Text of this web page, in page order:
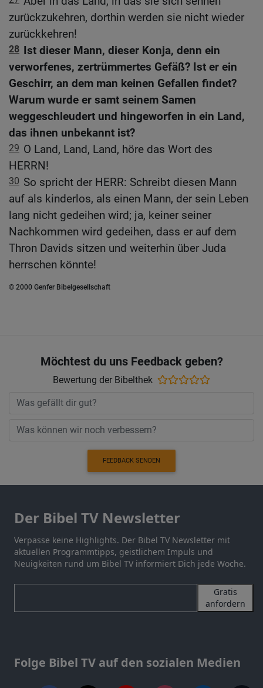
zurückzukehren, dorthin werden sie nicht wieder
zurückkehren!
28 Ist dieser Mann, dieser Konja, denn ein
verworfenes, zertrümmertes Gefäß? Ist er ein
Geschirr, an dem man keinen Gefallen findet?
Warum wurde er samt seinem Samen
weggeschleudert und hingeworfen in ein Land,
das ihnen unbekannt ist?
29 O Land, Land, Land, höre das Wort des
HERRN!
30 So spricht der HERR: Schreibt diesen Mann
auf als kinderlos, als einen Mann, der sein Leben
lang nicht gedeihen wird; ja, keiner seiner
Nachkommen wird gedeihen, dass er auf dem
Thron Davids sitzen und weiterhin über Juda
herrschen könnte!
© 2000 Genfer Bibelgesellschaft
Möchtest du uns Feedback geben?
Bewertung der Bibelthek
FEEDBACK SENDEN
Der Bibel TV Newsletter
Verpasse keine Highlights. Der Bibel TV Newsletter mit
aktuellen Programmtipps, geistlichem Impuls und
Neuigkeiten rund um Bibel TV informiert Dich jede Woche.
Gratis
anfordern
Folge Bibel TV auf den sozialen Medien